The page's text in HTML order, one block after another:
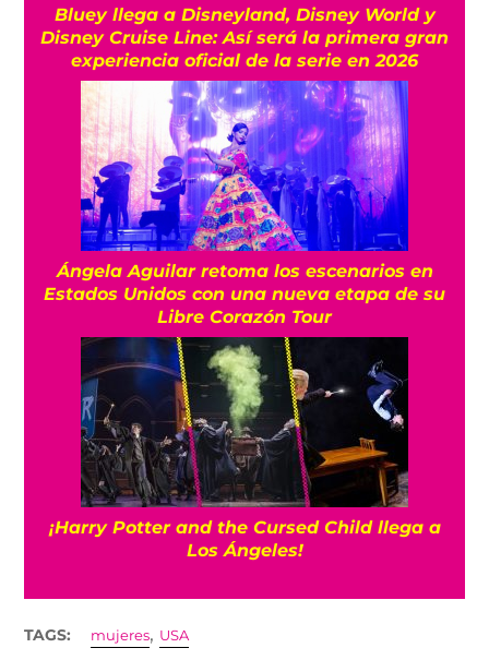
Bluey llega a Disneyland, Disney World y
Disney Cruise Line: Así será la primera gran
experiencia oficial de la serie en 2026
Ángela Aguilar retoma los escenarios en
Estados Unidos con una nueva etapa de su
Libre Corazón Tour
¡Harry Potter and the Cursed Child llega a
Los Ángeles!
TAGS: mujeres, USA